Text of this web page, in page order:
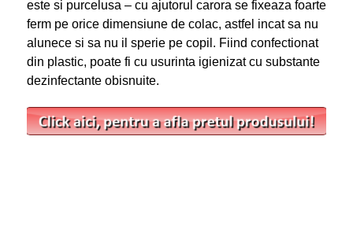
este si purcelusa – cu ajutorul carora se fixeaza foarte
ferm pe orice dimensiune de colac, astfel incat sa nu
alunece si sa nu il sperie pe copil. Fiind confectionat
din plastic, poate fi cu usurinta igienizat cu substante
dezinfectante obisnuite.